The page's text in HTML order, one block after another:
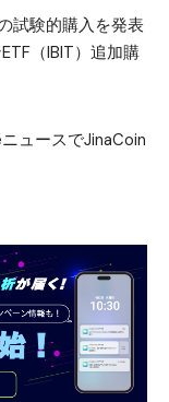
試験的購入を発表
（IBIT）追加購
ュースでJinaCoin